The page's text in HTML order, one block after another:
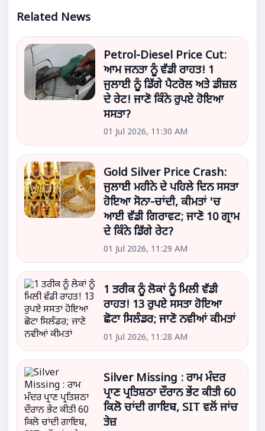
Related News
Petrol-Diesel Price Cut:
ਆਮ ਜਨਤਾ ਨੂੰ ਵੱਡੀ ਰਾਹਤ! 1
ਜੁਲਾਈ ਨੂੰ ਡਿੱਗੇ ਪੈਟਰੋਲ ਅਤੇ ਡੀਜ਼ਲ
ਦੇ ਰੇਟ! ਜਾਣੋ ਕਿੰਨੇ ਰੁਪਏ ਹੋਇਆ
ਸਸਤਾ?
01 Jul 2026, 11:30 AM
Gold Silver Price Crash:
ਜੁਲਾਈ ਮਹੀਨੇ ਦੇ ਪਹਿਲੇ ਦਿਨ ਸਸਤਾ
ਹੋਇਆ ਸੋਨਾ-ਚਾਂਦੀ, ਕੀਮਤਾਂ 'ਚ
ਆਈ ਵੱਡੀ ਗਿਰਾਵਟ; ਜਾਣੋ 10 ਗ੍ਰਾਮ
ਦੇ ਕਿੰਨੇ ਡਿੱਗੇ ਰੇਟ?
01 Jul 2026, 11:29 AM
1 ਤਰੀਕ ਨੂੰ ਲੋਕਾਂ ਨੂੰ ਮਿਲੀ ਵੱਡੀ
ਰਾਹਤ! 13 ਰੁਪਏ ਸਸਤਾ ਹੋਇਆ
ਛੋਟਾ ਸਿਲੰਡਰ; ਜਾਣੋ ਨਵੀਆਂ ਕੀਮਤਾਂ
01 Jul 2026, 11:28 AM
Silver Missing : ਰਾਮ ਮੰਦਰ
ਪ੍ਰਾਣ ਪ੍ਰਤਿਸ਼ਠਾ ਦੌਰਾਨ ਭੇਂਟ ਕੀਤੀ 60
ਕਿਲੋ ਚਾਂਦੀ ਗਾਇਬ, SIT ਵਲੋਂ ਜਾਂਚ
ਤੇਜ਼